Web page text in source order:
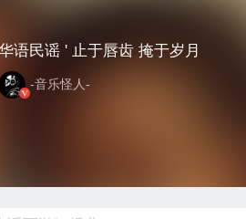
语民谣 ' 止于唇齿 掩于岁月
-音乐怪人-